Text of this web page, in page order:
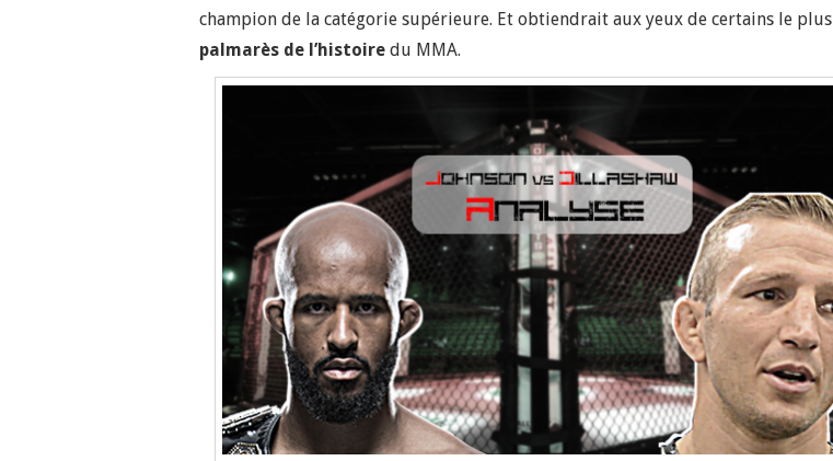
champion de la catégorie supérieure. Et obtiendrait aux yeux de certains le plus
palmarès de l’histoire du MMA.